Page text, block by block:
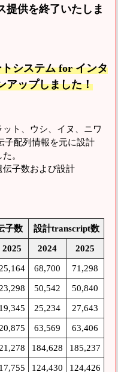
提供を終了いたしま
システム for インタ
アップしました！
ト、ウシ、イヌ、ニワ
子配列情報を元に設計
。
子数および設計
子数 設計transcript数
2025 2024 2025
68,700 71,298
50,542 50,840
19,345 25,234 27,643
63,569 63,406
184,628 185,237
17,755 124,430 124,426